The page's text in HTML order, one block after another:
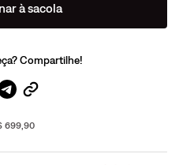
à sacola
Compartilhe!
699,90